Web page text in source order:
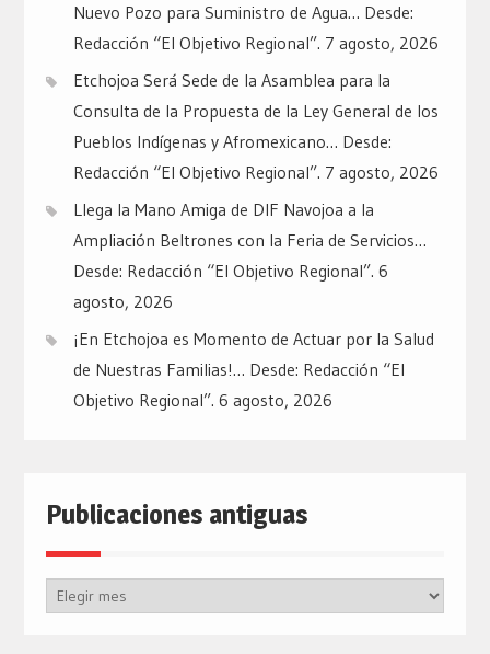
Nuevo Pozo para Suministro de Agua… Desde:
Redacción “El Objetivo Regional”. 7 agosto, 2026
Etchojoa Será Sede de la Asamblea para la
Consulta de la Propuesta de la Ley General de los
Pueblos Indígenas y Afromexicano… Desde:
Redacción “El Objetivo Regional”. 7 agosto, 2026
Llega la Mano Amiga de DIF Navojoa a la
Ampliación Beltrones con la Feria de Servicios…
Desde: Redacción “El Objetivo Regional”. 6
agosto, 2026
¡En Etchojoa es Momento de Actuar por la Salud
de Nuestras Familias!… Desde: Redacción “El
Objetivo Regional”. 6 agosto, 2026
Publicaciones antiguas
Publicaciones